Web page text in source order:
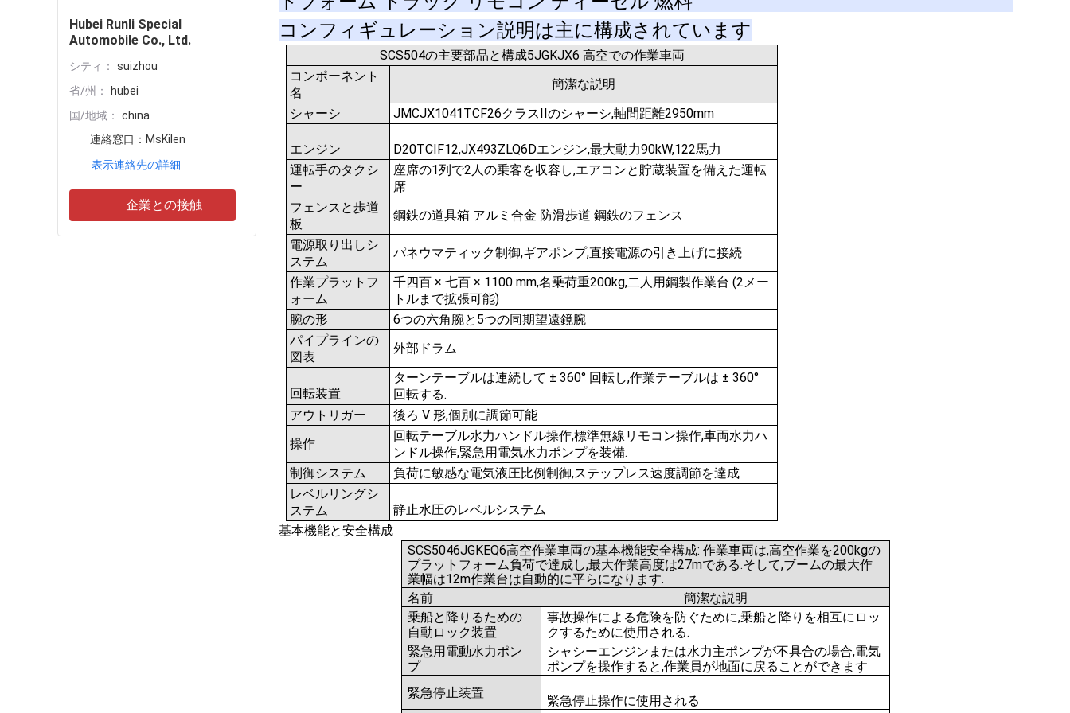
Hubei Runli Special
Automobile Co., Ltd.
シティ：
suizhou
省/州：
hubei
国/地域：
china
連絡窓口： MsKilen
表示連絡先の詳細
企業との接触
コンフィギュレーション説明は主に構成されています
SCS504の主要部品と構成5JGKJX6 高空での作業車両
コンポーネント
名
簡潔な説明
シャーシ
JMCJX1041TCF26クラスIIのシャーシ,軸間距離2950mm
エンジン
D20TCIF12,JX493ZLQ6Dエンジン,最大動力90kW,122馬力
運転手のタクシ
ー
座席の1列で2人の乗客を収容し,エアコンと貯蔵装置を備えた運転
席
フェンスと歩道
板
鋼鉄の道具箱 アルミ合金 防滑歩道 鋼鉄のフェンス
電源取り出しシ
ステム
パネウマティック制御,ギアポンプ,直接電源の引き上げに接続
作業プラットフ
ォーム
千四百 × 七百 × 1100 mm,名乗荷重200kg,二人用鋼製作業台 (2メー
トルまで拡張可能)
腕の形
6つの六角腕と5つの同期望遠鏡腕
パイプラインの
図表
外部ドラム
回転装置
ターンテーブルは連続して ± 360° 回転し,作業テーブルは ± 360°
回転する.
アウトリガー
後ろ V 形,個別に調節可能
操作
回転テーブル水力ハンドル操作,標準無線リモコン操作,車両水力ハ
ンドル操作,緊急用電気水力ポンプを装備.
制御システム
負荷に敏感な電気液圧比例制御,ステップレス速度調節を達成
レベルリングシ
ステム
静止水圧のレベルシステム
基本機能と安全構成
SCS5046JGKEQ6高空作業車両の基本機能安全構成: 作業車両は,高空作業を200kgの
プラットフォーム負荷で達成し,最大作業高度は27mである.そして,ブームの最大作
業幅は12m作業台は自動的に平らになります.
名前
簡潔な説明
乗船と降りるための
自動ロック装置
事故操作による危険を防ぐために,乗船と降りを相互にロッ
クするために使用される.
緊急用電動水力ポン
プ
シャシーエンジンまたは水力主ポンプが不具合の場合,電気
ポンプを操作すると,作業員が地面に戻ることができます
緊急停止装置
緊急停止操作に使用される